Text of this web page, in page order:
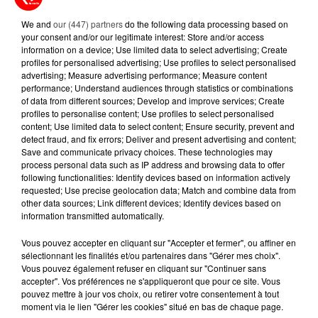
5 août 2026
MANGER SAINEMENT COÛTE 25 %
PLUS CHER QU'IL Y A CINQ ANS,
ALERTE L’ONU
5 août 2026
QUELLES SONT LES MARQUES QUI
OFFRENT LE MEILLEUR RAPPORT...
RETROUVEZ TOUTE L'ACTU DE LA RÉGION ET
RECEVEZ LES ALERTES INFOS DE LA RÉDACTION
EN TÉLÉCHARGEANT L'APPLICATION MOBILE
RCA
We and our (447) partnersdo the following data processing based on
your consent and/or our legitimate interest: Store and/or access
information on a device; Use limited data to select advertising; Create
profiles for personalised advertising; Use profiles to select personalised
advertising; Measure advertising performance; Measure content
performance; Understand audiences through statistics or combinations
of data from different sources; Develop and improve services; Create
profiles to personalise content; Use profiles to select personalised
content; Use limited data to select content; Ensure security, prevent and
detect fraud, and fix errors; Deliver and present advertising and content;
Save and communicate privacy choices. These technologies may
process personal data such as IP address and browsing data to offer
following functionalities: Identify devices based on information actively
requested; Use precise geolocation data; Match and combine data from
other data sources; Link different devices; Identify devices based on
information transmitted automatically.
Vous pouvez accepter en cliquant sur "Accepter et fermer", ou affiner en
sélectionnant les finalités et/ou partenaires dans "Gérer mes choix".
Vous pouvez également refuser en cliquant sur "Continuer sans
accepter". Vos préférences ne s'appliqueront que pour ce site. Vous
pouvez mettre à jour vos choix, ou retirer votre consentement à tout
moment via le lien "Gérer les cookies" situé en bas de chaque page.